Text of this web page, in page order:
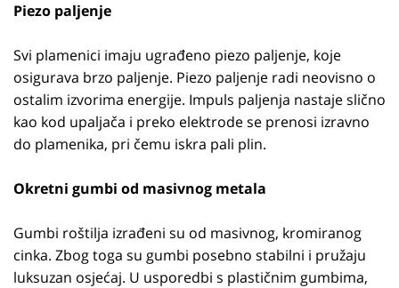
Piezo paljenje
Svi plamenici imaju ugrađeno piezo paljenje, koje
osigurava brzo paljenje. Piezo paljenje radi neovisno o
ostalim izvorima energije. Impuls paljenja nastaje slično
kao kod upaljača i preko elektrode se prenosi izravno
do plamenika, pri čemu iskra pali plin.
Okretni gumbi od masivnog metala
Gumbi roštilja izrađeni su od masivnog, kromiranog
cinka. Zbog toga su gumbi posebno stabilni i pružaju
luksuzan osjećaj. U usporedbi s plastičnim gumbima,